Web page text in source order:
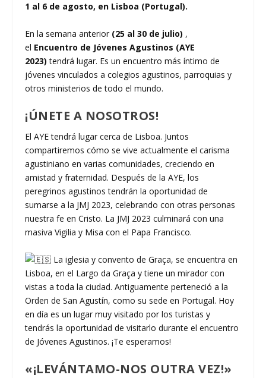
1 al 6 de agosto, en Lisboa (Portugal).
En la semana anterior (25 al 30 de julio) ,
el Encuentro de Jóvenes Agustinos (AYE
2023) tendrá lugar. Es un encuentro más íntimo de
jóvenes vinculados a colegios agustinos, parroquias y
otros ministerios de todo el mundo.
¡ÚNETE A NOSOTROS!
El AYE tendrá lugar cerca de Lisboa. Juntos
compartiremos cómo se vive actualmente el carisma
agustiniano en varias comunidades, creciendo en
amistad y fraternidad. Después de la AYE, los
peregrinos agustinos tendrán la oportunidad de
sumarse a la JMJ 2023, celebrando con otras personas
nuestra fe en Cristo. La JMJ 2023 culminará con una
masiva Vigilia y Misa con el Papa Francisco.
La iglesia y convento de Graça, se encuentra en
Lisboa, en el Largo da Graça y tiene un mirador con
vistas a toda la ciudad. Antiguamente perteneció a la
Orden de San Agustín, como su sede en Portugal. Hoy
en día es un lugar muy visitado por los turistas y
tendrás la oportunidad de visitarlo durante el encuentro
de Jóvenes Agustinos. ¡Te esperamos!
«¡LEVÁNTAMO-NOS OUTRA VEZ!»